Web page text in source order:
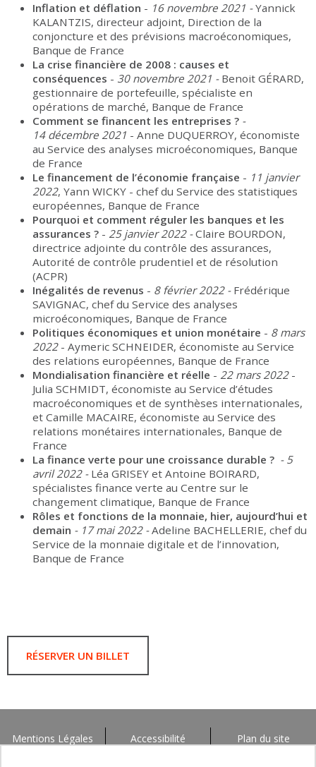
Inflation et déflation - 16 novembre 2021 -Yannick
KALANTZIS, directeur adjoint, Direction de la
conjoncture et des prévisions macroéconomiques,
Banque de France
La crise financière de 2008 : causes et
conséquences - 30 novembre 2021 -Benoit GÉRARD,
gestionnaire de portefeuille, spécialiste en
opérations de marché, Banque de France
Comment se financent les entreprises ? -
14 décembre 2021 - Anne DUQUERROY, économiste
au Service des analyses microéconomiques, Banque
de France
Le financement de l’économie française - 11 janvier
2022, Yann WICKY - chef du Service des statistiques
européennes, Banque de France
Pourquoi et comment réguler les banques et les
assurances ? - 25 janvier 2022 -Claire BOURDON,
directrice adjointe du contrôle des assurances,
Autorité de contrôle prudentiel et de résolution
(ACPR)
Inégalités de revenus - 8 février 2022 -Frédérique
SAVIGNAC, chef du Service des analyses
microéconomiques, Banque de France
Politiques économiques et union monétaire - 8 mars
2022- Aymeric SCHNEIDER, économiste au Service
des relations européennes, Banque de France
Mondialisation financière et réelle - 22 mars 2022-
Julia SCHMIDT, économiste au Service d’études
macroéconomiques et de synthèses internationales,
et Camille MACAIRE, économiste au Service des
relations monétaires internationales, Banque de
France
La finance verte pour une croissance durable ? - 5
avril 2022 - Léa GRISEY et Antoine BOIRARD,
spécialistes finance verte au Centre sur le
changement climatique, Banque de France
Rôles et fonctions de la monnaie, hier, aujourd’hui et
demain - 17 mai 2022 -Adeline BACHELLERIE, chef du
Service de la monnaie digitale et de l’innovation,
Banque de France
RÉSERVER UN BILLET
Mentions Légales Accessibilité Plan du site